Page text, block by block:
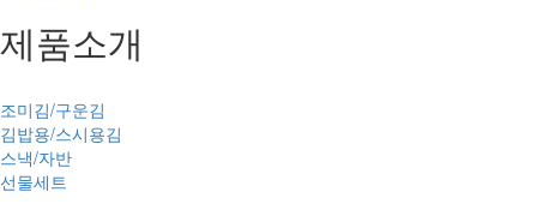
제품소개
조미김/구운김
김밥용/스시용김
스낵/자반
선물세트